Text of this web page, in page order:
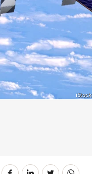
iStock